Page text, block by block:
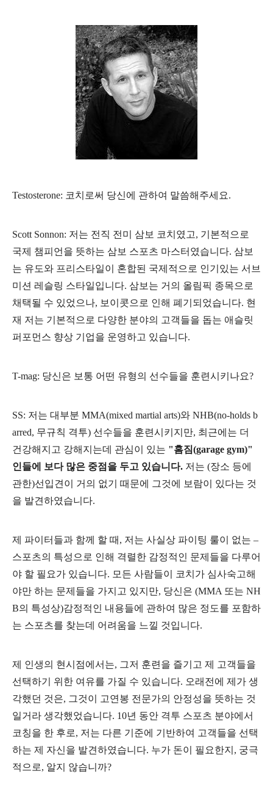
Testosterone: 코치로써 당신에 관하여 말씀해주세요.
Scott Sonnon: 저는 전직 전미 삼보 코치였고, 기본적으로
국제 챔피언을 뜻하는 삼보 스포츠 마스터였습니다. 삼보
는 유도와 프리스타일이 혼합된 국제적으로 인기있는 서브
미션 레슬링 스타일입니다. 삼보는 거의 올림픽 종목으로
채택될 수 있었으나, 보이콧으로 인해 폐기되었습니다. 현
재 저는 기본적으로 다양한 분야의 고객들을 돕는 애슬릿
퍼포먼스 향상 기업을 운영하고 있습니다.
T-mag: 당신은 보통 어떤 유형의 선수들을 훈련시키나요?
SS: 저는 대부분 MMA(mixed martial arts)와 NHB(no-holds b
arred, 무규칙 격투) 선수들을 훈련시키지만, 최근에는 더
건강해지고 강해지는데 관심이 있는 "홈짐(garage gym)"
인들에 보다 많은 중점을 두고 있습니다. 저는 (장소 등에
관한)선입견이 거의 없기 때문에 그것에 보람이 있다는 것
을 발견하였습니다.
제 파이터들과 함께 할 때, 저는 사실상 파이팅 룰이 없는 –
스포츠의 특성으로 인해 격렬한 감정적인 문제들을 다루어
야 할 필요가 있습니다. 모든 사람들이 코치가 심사숙고해
야만 하는 문제들을 가지고 있지만, 당신은 (MMA 또는 NH
B의 특성상)감정적인 내용들에 관하여 많은 정도를 포함하
는 스포츠를 찾는데 어려움을 느낄 것입니다.
제 인생의 현시점에서는, 그저 훈련을 즐기고 제 고객들을
선택하기 위한 여유를 가질 수 있습니다. 오래전에 제가 생
각했던 것은, 그것이 고연봉 전문가의 안정성을 뜻하는 것
일거라 생각했었습니다. 10년 동안 격투 스포츠 분야에서
코칭을 한 후로, 저는 다른 기준에 기반하여 고객들을 선택
하는 제 자신을 발견하였습니다. 누가 돈이 필요한지, 궁극
적으로, 알지 않습니까?